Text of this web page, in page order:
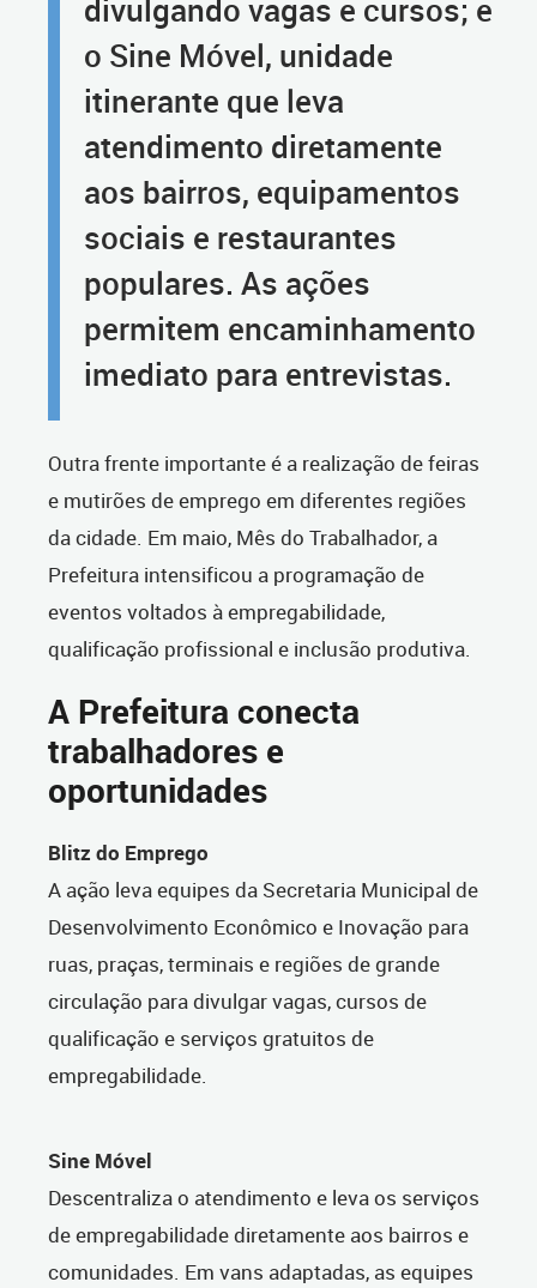
divulgando vagas e cursos; e
o Sine Móvel, unidade
itinerante que leva
atendimento diretamente
aos bairros, equipamentos
sociais e restaurantes
populares. As ações
permitem encaminhamento
imediato para entrevistas.
Outra frente importante é a realização de feiras
e mutirões de emprego em diferentes regiões
da cidade. Em maio, Mês do Trabalhador, a
Prefeitura intensificou a programação de
eventos voltados à empregabilidade,
qualificação profissional e inclusão produtiva.
A Prefeitura conecta
trabalhadores e
oportunidades
Blitz do Emprego
A ação leva equipes da Secretaria Municipal de
Desenvolvimento Econômico e Inovação para
ruas, praças, terminais e regiões de grande
circulação para divulgar vagas, cursos de
qualificação e serviços gratuitos de
empregabilidade.
Sine Móvel
Descentraliza o atendimento e leva os serviços
de empregabilidade diretamente aos bairros e
comunidades. Em vans adaptadas, as equipes